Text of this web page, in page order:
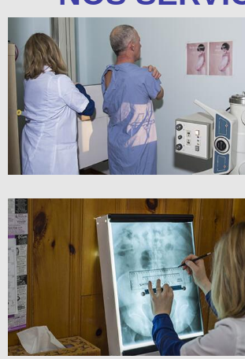
RADIOGRAPHIE – SÉRIE
RADIOGRAPHIE – SÉRIE